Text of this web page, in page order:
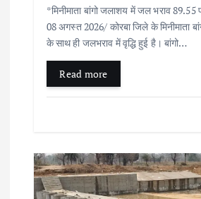
*मिनीमाता बांगो जलाशय में जल भराव
08 अगस्त 2026/ कोरबा जिले के मिनीमाता
के साथ ही जलभराव में वृद्धि हुई है। बांगो…
Read more